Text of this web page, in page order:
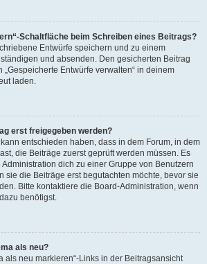
Schaltfläche beim Schreiben eines Beitrags?
Entwürfe speichern und zu einem
und absenden. Den gesicherten Beitrag
„Gespeicherte Entwürfe verwalten“ in deinem
laden.
erst freigegeben werden?
entschieden haben, dass in dem Forum, in dem
die Beiträge zuerst geprüft werden müssen. Es
dich zu einer Gruppe von Benutzern
sie die Beiträge erst begutachten möchte, bevor sie
Bitte kontaktiere die Board-Administration, wenn
benötigst.
als neu?
als neu markieren“-Links in der Beitragsansicht